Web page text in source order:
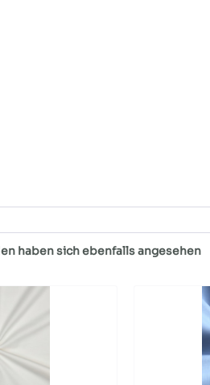
haben sich ebenfalls angesehen